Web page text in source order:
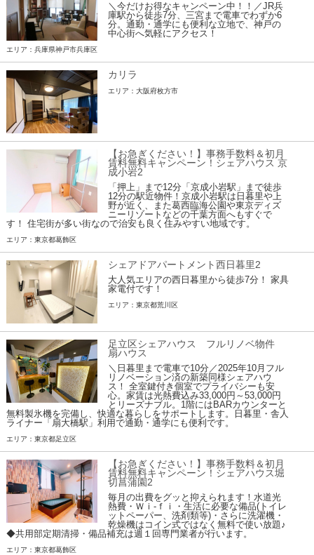
＼今だけお得なキャンペーン中！！／JR兵
庫駅から徒歩7分、三宮まで電車でわずか6
分。通勤・通学にも便利な立地で、神戸の
中心街へ気軽にアクセス！
エリア：兵庫県神戸市兵庫区
カリラ
エリア：大阪府枚方市
【お急ぎください！】事務手数料＆初月
賃料無料キャンペーン！シェアハウス 京
成小岩2
「押上」まで12分「京成小岩駅」まで徒歩
12分の駅近物件！京成小岩駅は日暮里や上
野が近く、また葛西臨海公園や東京ディズ
ニーリゾートなどの千葉方面へもすぐで
す！ 住宅街が多い街なので治安も良く住みやすい地域です。
エリア：東京都葛飾区
シェアドアパートメント西日暮里2
大人気エリアの西日暮里から徒歩7分！ 家具
家電付です！
エリア：東京都荒川区
足立区シェアハウス フルリノベ物件
扇ハウス
＼日暮里まで電車で10分／2025年10月フル
リノベーション済の新築同様シェアハウ
ス！ 全室鍵付き個室でプライバシーも安
心。家賃は光熱費込み33,000円～53,000円
とリーズナブル。1階にはBARカウンターと
無料製氷機を完備し、快適な暮らしをサポートします。日暮里・舎人
ライナー「扇大橋駅」利用で通勤・通学にも便利です。
エリア：東京都足立区
【お急ぎください！】事務手数料＆初月
賃料無料キャンペーン！シェアハウス堀
切菖蒲園2
毎月の出費をグッと抑えられます！水道光
熱費・Ｗｉ-ｆｉ・生活に必要な備品(トイレ
ットペーパー、洗剤類等)・さらに洗濯機・
乾燥機はコイン式ではなく無料で使い放題♪
◆共用部定期清掃・備品補充は週１回専門業者が行います。
エリア：東京都葛飾区